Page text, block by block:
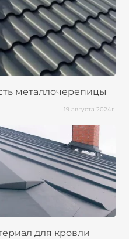
металлочерепицы
19 августа 2024г.
для кровли